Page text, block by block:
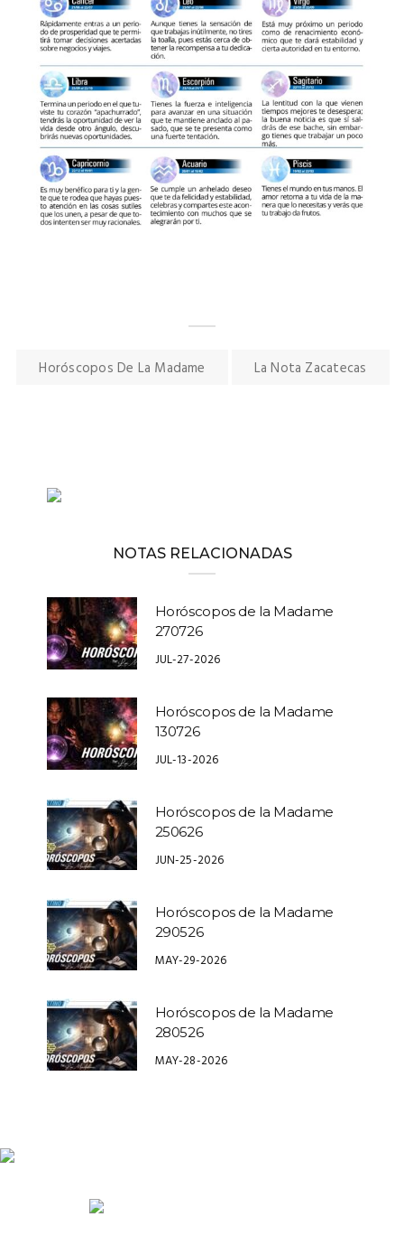
Horóscopos De La Madame La Nota Zacatecas
NOTAS RELACIONADAS
Horóscopos de la Madame
270726
JUL-27-2026
Horóscopos de la Madame
130726
JUL-13-2026
Horóscopos de la Madame
250626
JUN-25-2026
Horóscopos de la Madame
290526
MAY-29-2026
Horóscopos de la Madame
280526
MAY-28-2026